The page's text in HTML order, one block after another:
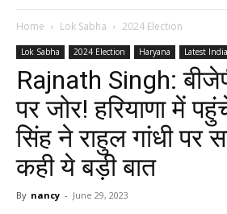
Home Lok Sabha 2024 Election
Lok Sabha 2024 Election Haryana Latest
Rajnath Singh:
पर जोर! हरियाणा में
सिंह ने राहुल गांधी पर
कही ये बड़ी बात
By nancy - June 29, 2023